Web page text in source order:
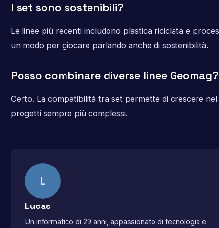
I set sono sostenibili?
Le linee più recenti includono plastica riciclata e
un modo per giocare parlando anche di sostenibilità.
Posso combinare diverse linee Geomag?
Certo. La compatibilità tra set permette di crescere
progetti sempre più complessi.
L
Lucas
Un informatico di 29 anni, appassionato di tecnologia e